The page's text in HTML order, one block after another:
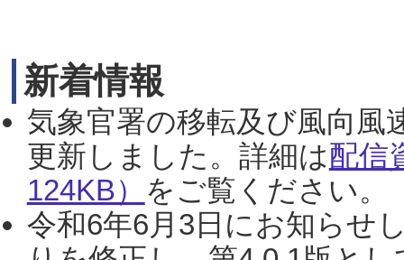
新着情報
気象官署の移転及び風向風
更新しました。詳細は配信
124KB） をご覧ください。
令和6年6月3日にお知らせ